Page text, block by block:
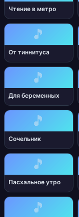
Чтение в метро
🎵
От тиннитуса
🎵
Для беременных
🎵
Сочельник
🎵
Пасхальное утро
🎵